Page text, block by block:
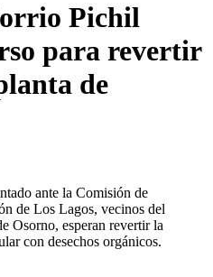
Pichil
para revertir
de
ante la Comisión de
de Los Lagos, vecinos del
Osorno, esperan revertir la
con desechos orgánicos.